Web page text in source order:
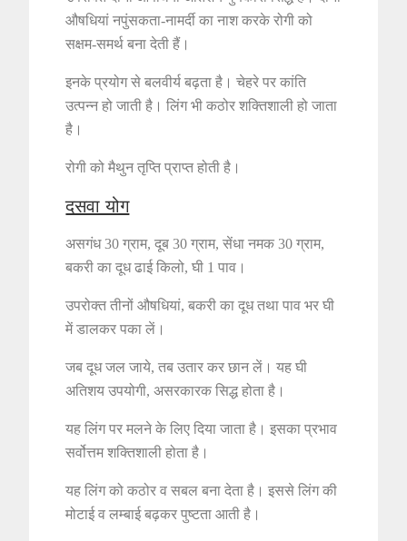
औषधियां नपुंसकता-नामर्दी का नाश करके रोगी को
सक्षम-समर्थ बना देती हैं।
इनके प्रयोग से बलवीर्य बढ़ता है। चेहरे पर कांति
उत्पन्न हो जाती है। लिंग भी कठोर शक्तिशाली हो जाता
है।
रोगी को मैथुन तृप्ति प्राप्त होती है।
दसवा योग
असगंध 30 ग्राम, दूब 30 ग्राम, सेंधा नमक 30 ग्राम,
बकरी का दूध ढाई किलो, घी 1 पाव।
उपरोक्त तीनों औषधियां, बकरी का दूध तथा पाव भर घी
में डालकर पका लें।
जब दूध जल जाये, तब उतार कर छान लें। यह घी
अतिशय उपयोगी, असरकारक सिद्ध होता है।
यह लिंग पर मलने के लिए दिया जाता है। इसका प्रभाव
सर्वोत्तम शक्तिशाली होता है।
यह लिंग को कठोर व सबल बना देता है। इससे लिंग की
मोटाई व लम्बाई बढ़कर पुष्टता आती है।